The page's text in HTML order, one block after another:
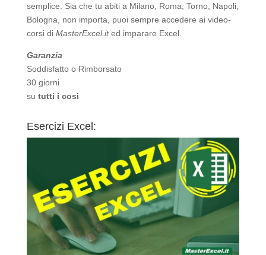
semplice. Sia che tu abiti a Milano, Roma, Torno, Napoli,
Bologna, non importa, puoi sempre accedere ai video-
corsi di MasterExcel.ited imparare Excel.
Garanzia
Soddisfatto o Rimborsato
30 giorni
su tutti i cosi
Esercizi Excel: